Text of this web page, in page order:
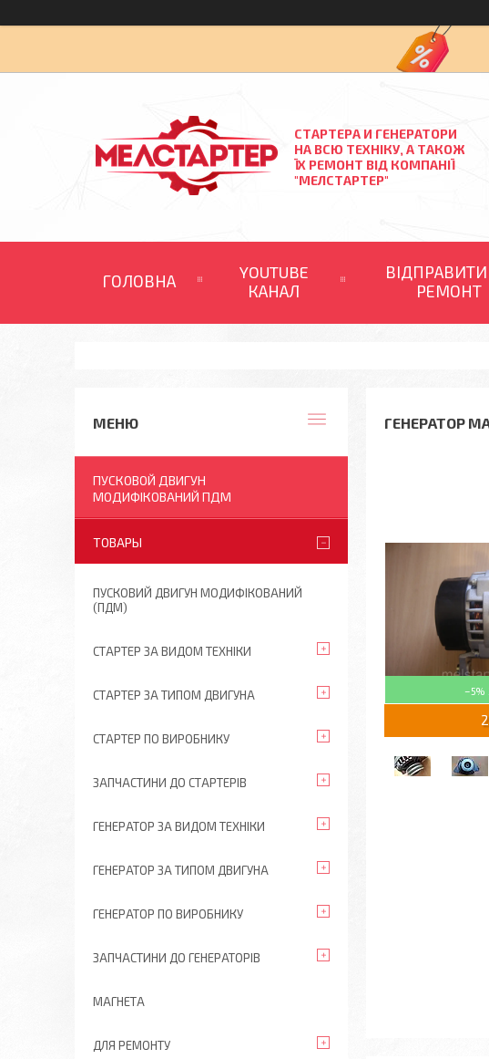
СТАРТЕРА И ГЕНЕРАТОРИ
НА ВСЮ ТЕХНІКУ, А ТАКОЖ
ЇХ РЕМОНТ ВІД КОМПАНІЇ
"МЕЛСТАРТЕР"
ГОЛОВНА
YOUTUBE
КАНАЛ
РЕМОНТ
ГЕНЕРАТОР
–5%
ПУСКОВОЙ ДВИГУН
МОДИФІКОВАНИЙ ПДМ
ТОВАРЫ
ПУСКОВИЙ ДВИГУН МОДИФІКОВАНИЙ
(ПДМ)
СТАРТЕР ЗА ВИДОМ ТЕХНІКИ
СТАРТЕР ЗА ТИПОМ ДВИГУНА
СТАРТЕР ПО ВИРОБНИКУ
ЗАПЧАСТИНИ ДО СТАРТЕРІВ
ГЕНЕРАТОР ЗА ВИДОМ ТЕХНІКИ
ГЕНЕРАТОР ЗА ТИПОМ ДВИГУНА
ГЕНЕРАТОР ПО ВИРОБНИКУ
ЗАПЧАСТИНИ ДО ГЕНЕРАТОРІВ
МАГНЕТА
ДЛЯ РЕМОНТУ